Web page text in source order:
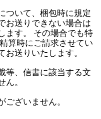
ついて、梱包時に規定
お送りできない場合は
ます。 その場合でも特
算時にご請求させてい
送りいたします。
等、信書に該当する文
。
ざいません。